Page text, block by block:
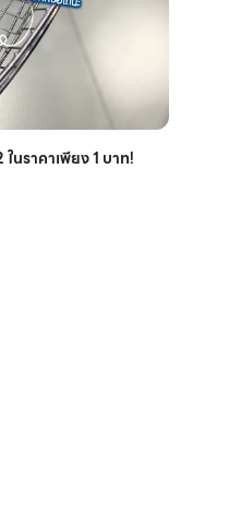
นราคาเพียง 1 บาท!